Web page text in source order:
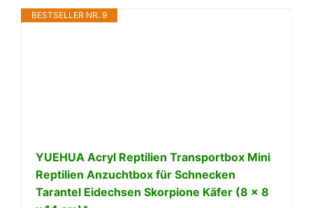
BESTSELLER NR. 9
YUEHUA Acryl Reptilien Transportbox Mini
Reptilien Anzuchtbox für Schnecken
Tarantel Eidechsen Skorpione Käfer (8 x 8